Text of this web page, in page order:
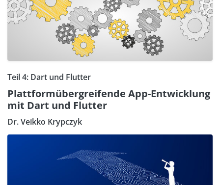
Teil 4: Dart und Flutter
Plattformübergreifende App-Entwicklung
mit Dart und Flutter
Dr. Veikko Krypczyk